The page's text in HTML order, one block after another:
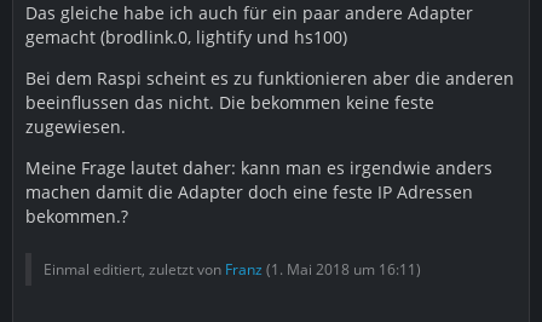
Das gleiche habe ich auch für ein paar andere Adapter
gemacht (brodlink.0, lightify und hs100)
Bei dem Raspi scheint es zu funktionieren aber die anderen
beeinflussen das nicht. Die bekommen keine feste
zugewiesen.
Meine Frage lautet daher: kann man es irgendwie anders
machen damit die Adapter doch eine feste IP Adressen
bekommen.?
Einmal editiert, zuletzt von Franz (1. Mai 2018 um 16:11)